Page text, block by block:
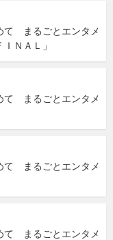
て まるごとエンタメ
ＮＡＬ」
て まるごとエンタメ
て まるごとエンタメ
て まるごとエンタメ